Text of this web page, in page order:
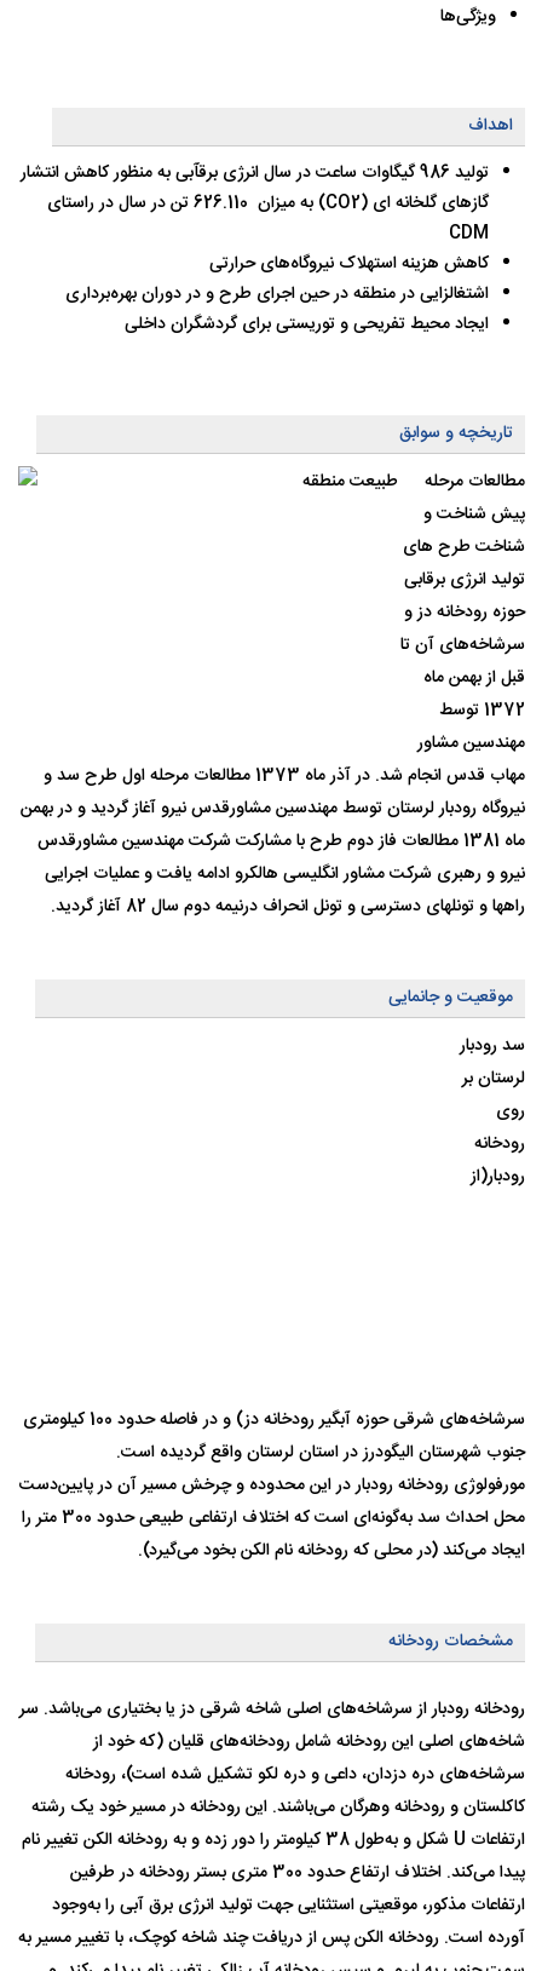
ویژگی‌ها
اهداف
تولید 986 گیگاوات ساعت در سال انرژی برقآبی به منظور کاهش انتشار
گازهای گلخانه ای (CO2) به میزان 626.110 تن در سال در راستای
CDM
کاهش هزینه استهلاک نیروگاه‌های حرارتی
اشتغالزایی در منطقه در حین اجرای طرح و در دوران بهره‌برداری
ایجاد محیط تفریحی و توریستی برای گردشگران داخلی
تاریخچه و سوابق
مطالعات مرحله
پیش شناخت و
شناخت طرح های
تولید انرژی برقابی
حوزه رودخانه دز و
سرشاخه‌های آن تا
قبل از بهمن ماه
1372 توسط
مهندسین مشاور
مهاب قدس انجام شد. در آذر ماه 1373 مطالعات مرحله اول طرح سد و
نیروگاه رودبار لرستان توسط مهندسین مشاورقدس نیرو آغاز گردید و در بهمن
ماه 1381 مطالعات فاز دوم طرح با مشارکت شرکت مهندسین مشاورقدس
نیرو و رهبری شرکت مشاور انگلیسی هالکرو ادامه یافت و عملیات اجرایی
راهها و تونلهای دسترسی و تونل انحراف درنیمه دوم سال 82 آغاز گردید.
موقعیت و جانمایی
سد رودبار
لرستان بر
روی
رودخانه
رودبار(از
سرشاخه‌های شرقی حوزه آبگیر رودخانه دز) و در فاصله حدود 100 کیلومتری
جنوب شهرستان الیگودرز در استان لرستان واقع گردیده است.
مورفولوژی رودخانه رودبار در این محدوده و چرخش مسیر آن در پایین‌دست
محل احداث سد به‌گونه‌ای است که اختلاف ارتفاعی طبیعی حدود 300 متر را
ایجاد می‌کند (در محلی که رودخانه نام الکن بخود می‌گیرد).
مشخصات رودخانه
رودخانه رودبار از سرشاخه‌های اصلی شاخه شرقی دز یا بختیاری می‌باشد. سر
شاخه‌های اصلی این رودخانه شامل رودخانه‌های قلیان (که خود از
سرشاخه‌های دره دزدان،‌ داعی و دره لکو تشکیل شده است)، رودخانه
کاکلستان و رودخانه وهرگان می‌باشند. این رودخانه در مسیر خود یک رشته
ارتفاعات U شکل و به‌طول 38 کیلومتر را دور زده و به رودخانه الکن تغییر نام
پیدا می‌کند. اختلاف ارتفاع حدود 300 متری بستر رودخانه در طرفین
ارتفاعات مذکور، موقعیتی استثنایی جهت تولید انرژی برق‌ آبی را به‌وجود
آورده است. رودخانه الکن پس از دریافت چند شاخه کوچک، با تغییر مسیر به